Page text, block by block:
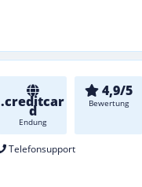
.creditcar
d
Endung
4,9/5
Bewertung
Telefonsupport